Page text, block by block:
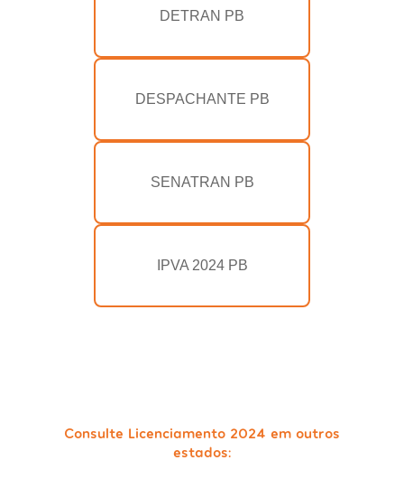
DETRAN PB
DESPACHANTE PB
SENATRAN PB
IPVA 2024 PB
Consulte Licenciamento 2024 em outros
estados: